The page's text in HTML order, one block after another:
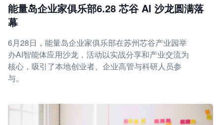
能量岛企业家俱乐部6.28 芯谷 AI 沙龙圆满落
幕
6月28日，能量岛企业家俱乐部在苏州芯谷产业园举
办AI智能体应用沙龙，活动以实战分享和产业交流为
核心，吸引了本地创业者、企业高管与科研人员参
与。